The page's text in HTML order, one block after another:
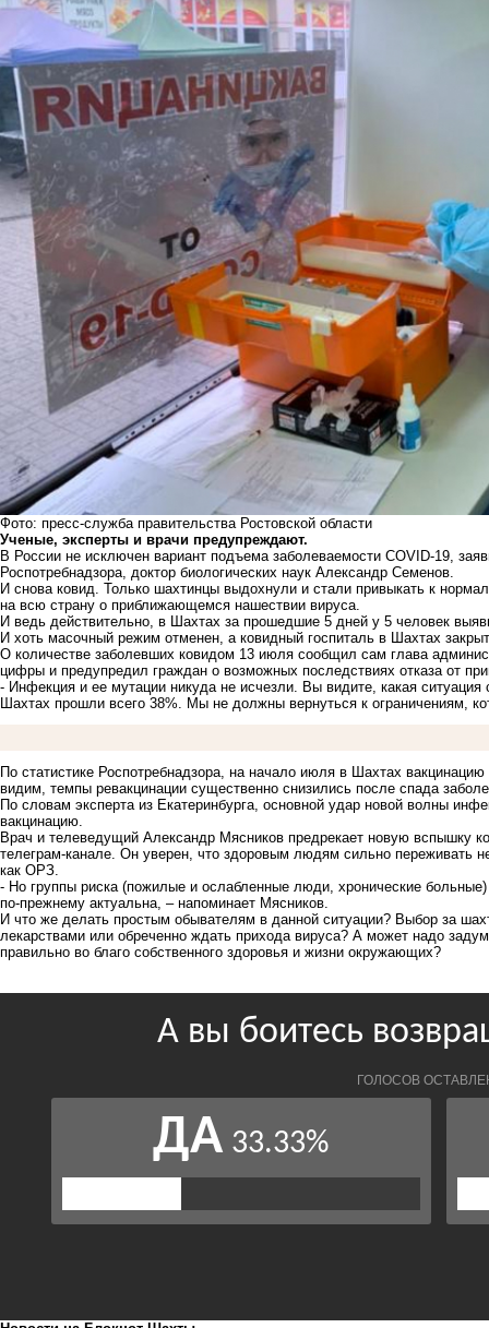
Фото: пресс-служба правительства Ростовской области
Ученые, эксперты и врачи предупреждают.
В России не исключен вариант подъема заболеваемости COVID-19,
Роспотребнадзора, доктор биологических наук Александр Семенов.
И снова ковид. Только шахтинцы выдохнули и стали привыкать к
на всю страну о приближающемся нашествии вируса.
И ведь действительно, в Шахтах за прошедшие 5 дней у 5 человек
И хоть масочный режим отменен, а ковидный госпиталь в Шахтах
О количестве заболевших ковидом 13 июля сообщил сам глава
цифры и предупредил граждан о возможных последствиях отказа от
- Инфекция и ее мутации никуда не исчезли. Вы видите, какая
Шахтах прошли всего 38%. Мы не должны вернуться к ограничениям,
По статистике Роспотребнадзора, на начало июля в Шахтах
видим, темпы ревакцинации существенно снизились после спада
По словам эксперта из Екатеринбурга, основной удар новой волны
вакцинацию.
Врач и телеведущий Александр Мясников предрекает новую вспышку
телеграм-канале. Он уверен, что здоровым людям сильно переживать
как ОРЗ.
- Но группы риска (пожилые и ослабленные люди, хронические
по-прежнему актуальна, – напоминает Мясников.
И что же делать простым обывателям в данной ситуации? Выбор за
лекарствами или обреченно ждать прихода вируса? А может надо
правильно во благо собственного здоровья и жизни окружающих?